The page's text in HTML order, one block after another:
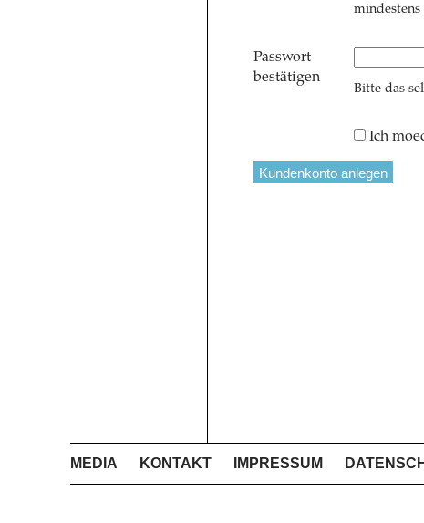
Passwort
bestätigen
Bitte das
Ich
MEDIA KONTAKT IMPRESSUM